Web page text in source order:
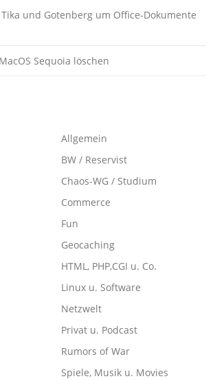
und Gotenberg um Office-Dokumente
Sequoia löschen
Allgemein
BW / Reservist
Chaos-WG / Studium
Commerce
Fun
Geocaching
HTML, PHP,CGI u. Co.
Linux u. Software
Netzwelt
Privat u. Podcast
Rumors of War
Spiele, Musik u. Movies